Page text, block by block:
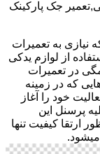
جک پارکینک
نیازی به تعمیرات
از لوازم یدکی
در تعمیرات
که در زمینه
خود را آغاز
پرسنل این
ارتقا کیفیت تنها
میشود.